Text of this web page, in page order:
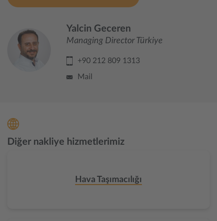
Yalcin Geceren
Managing Director Türkiye
+90 212 809 1313
Mail
Diğer nakliye hizmetlerimiz
Hava Taşımacılığı